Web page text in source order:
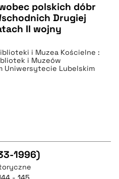
polskich dóbr
Drugiej
II wojny
i Muzea Kościelne :
i Muzeów
Uniwersytecie Lubelskim
1996)